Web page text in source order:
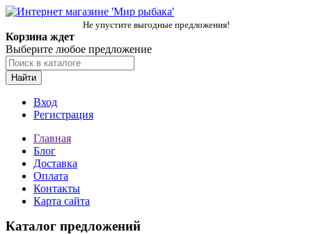
Не упустите выгодные предложения!
Корзина ждет
Выберите любое предложение
Найти
Вход
Регистрация
Главная
Блог
Доставка
Оплата
Контакты
Карта сайта
Каталог предложений